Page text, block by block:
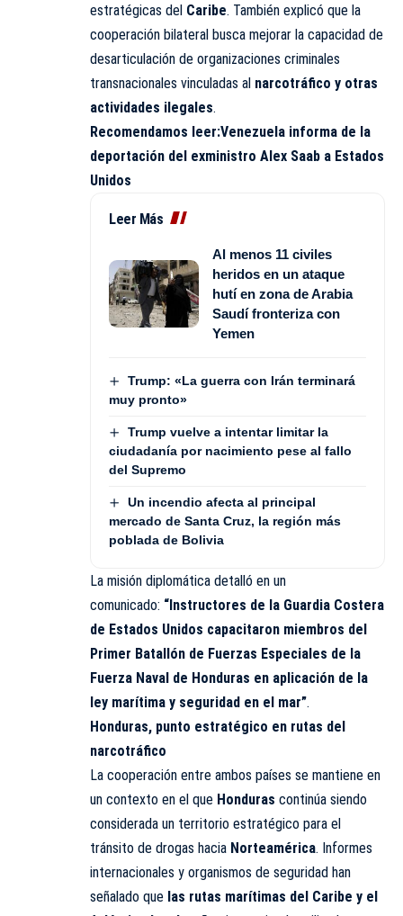
estratégicas del Caribe. También explicó que la
cooperación bilateral busca mejorar la capacidad de
desarticulación de organizaciones criminales
transnacionales vinculadas al narcotráfico y otras
actividades ilegales.
Recomendamos leer:Venezuela informa de la
deportación del exministro Alex Saab a Estados
Unidos
Leer Más
Al menos 11 civiles
heridos en un ataque
hutí en zona de Arabia
Saudí fronteriza con
Yemen
Trump: «La guerra con Irán terminará
muy pronto»
Trump vuelve a intentar limitar la
ciudadanía por nacimiento pese al fallo
del Supremo
Un incendio afecta al principal
mercado de Santa Cruz, la región más
poblada de Bolivia
La misión diplomática detalló en un
comunicado: “Instructores de la Guardia Costera
de Estados Unidos capacitaron miembros del
Primer Batallón de Fuerzas Especiales de la
Fuerza Naval de Honduras en aplicación de la
ley marítima y seguridad en el mar”.
Honduras, punto estratégico en rutas del
narcotráfico
La cooperación entre ambos países se mantiene en
un contexto en el que Honduras continúa siendo
considerada un territorio estratégico para el
tránsito de drogas hacia Norteamérica. Informes
internacionales y organismos de seguridad han
señalado que las rutas marítimas del Caribe y el